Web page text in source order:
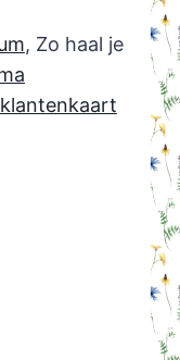
, Zo haal je